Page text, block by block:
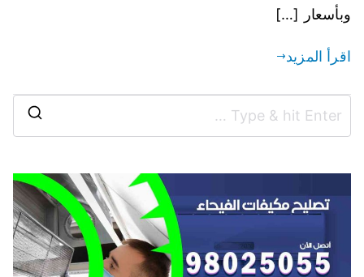
وبأسعار […]
اقرأ المزيد